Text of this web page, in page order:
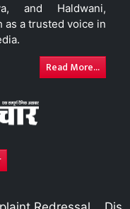
and Haldwani,
as a trusted voice in
Read More...